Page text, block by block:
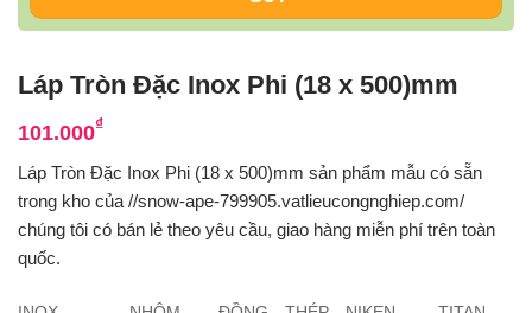
Láp Tròn Đặc Inox Phi (18 x 500)mm
101.000₫
Láp Tròn Đặc Inox Phi (18 x 500)mm sản phẩm mẫu có sẵn
trong kho của //snow-ape-799905.vatlieucongnghiep.com/
chúng tôi có bán lẻ theo yêu cầu, giao hàng miễn phí trên toàn
quốc.